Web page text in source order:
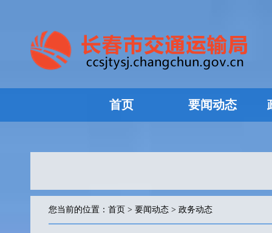
首页 要闻动态
您当前的位置： 首页 > 要闻动态 > 政务动态